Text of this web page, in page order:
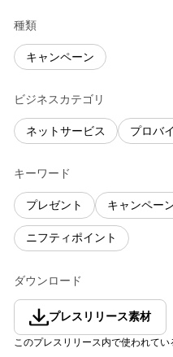
種類
キャンペーン
ビジネスカテゴリ
ネットサービス プロバ
キーワード
プレゼント キャンペー
ニフティポイント
ダウンロード
プレスリリース素材
このプレスリリース内で使われて